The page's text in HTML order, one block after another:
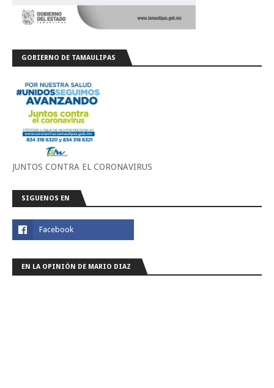
GOBIERNO DE TAMAULIPAS
JUNTOS CONTRA EL CORONAVIRUS
SIGUENOS EN
EN LA OPINIÓN DE MARIO DIAZ